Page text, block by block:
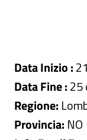
Data Inizio :
Data Fine :25
Regione:
Provincia: NO